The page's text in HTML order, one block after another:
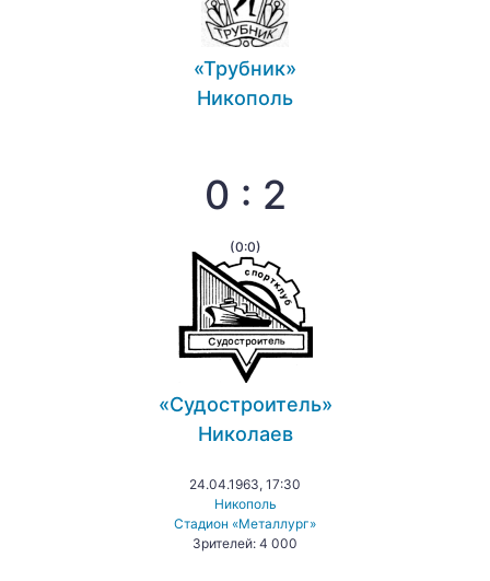
«Трубник»
Никополь
0 : 2
(0:0)
«Судостроитель»
Николаев
24.04.1963, 17:30
Никополь
Стадион «Металлург»
Зрителей: 4 000